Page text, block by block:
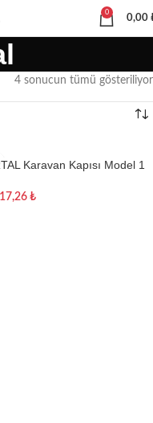
0
0,00
4 sonucun tümü gösteriliyor
Karavan Kapısı Model 1
₺